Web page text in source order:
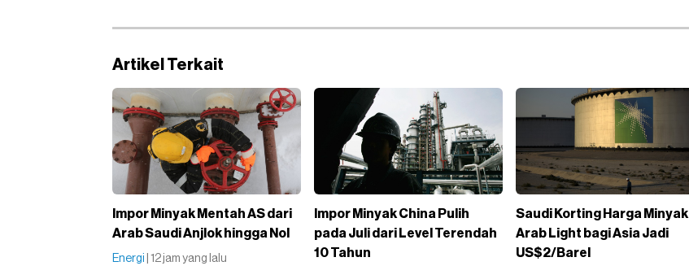
Artikel Terkait
Impor Minyak Mentah AS dari
Arab Saudi Anjlok hingga Nol
Energi | 12 jam yang lalu
Impor Minyak China Pulih
pada Juli dari Level Terendah
10 Tahun
Saudi Korting Harga Minyak
Arab Light bagi Asia Jadi
US$2/Barel